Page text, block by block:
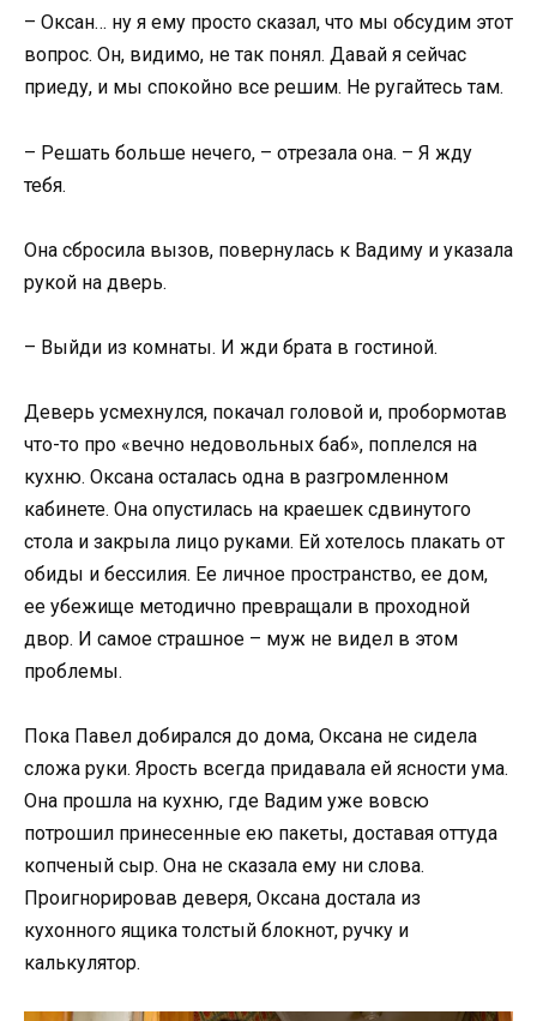
– Оксан… ну я ему просто сказал, что мы обсудим этот
вопрос. Он, видимо, не так понял. Давай я сейчас
приеду, и мы спокойно все решим. Не ругайтесь там.
– Решать больше нечего, – отрезала она. – Я жду
тебя.
Она сбросила вызов, повернулась к Вадиму и указала
рукой на дверь.
– Выйди из комнаты. И жди брата в гостиной.
Деверь усмехнулся, покачал головой и, пробормотав
что-то про «вечно недовольных баб», поплелся на
кухню. Оксана осталась одна в разгромленном
кабинете. Она опустилась на краешек сдвинутого
стола и закрыла лицо руками. Ей хотелось плакать от
обиды и бессилия. Ее личное пространство, ее дом,
ее убежище методично превращали в проходной
двор. И самое страшное – муж не видел в этом
проблемы.
Пока Павел добирался до дома, Оксана не сидела
сложа руки. Ярость всегда придавала ей ясности ума.
Она прошла на кухню, где Вадим уже вовсю
потрошил принесенные ею пакеты, доставая оттуда
копченый сыр. Она не сказала ему ни слова.
Проигнорировав деверя, Оксана достала из
кухонного ящика толстый блокнот, ручку и
калькулятор.